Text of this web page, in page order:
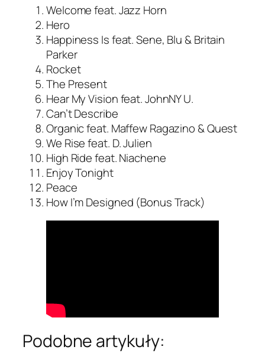
Welcome feat. Jazz Horn
Hero
Happiness Is feat. Sene, Blu & Britain
Parker
Rocket
The Present
Hear My Vision feat. JohnNY U.
Can’t Describe
Organic feat. Maffew Ragazino & Quest
We Rise feat. D. Julien
High Ride feat. Niachene
Enjoy Tonight
Peace
How I’m Designed (Bonus Track)
Podobne artykuły: